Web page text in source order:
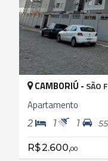
CAMBORIÚ - SÃO
Apartamento
2 1 1
R$ 2.600,00